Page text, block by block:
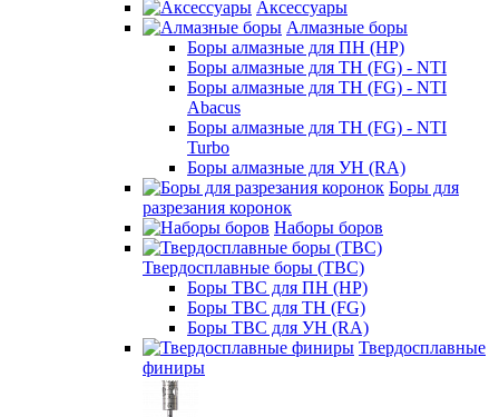
Аксессуары
Алмазные боры
Боры алмазные для ПН (HP)
Боры алмазные для ТН (FG) - NTI
Боры алмазные для ТН (FG) - NTI
Abacus
Боры алмазные для ТН (FG) - NTI
Turbo
Боры алмазные для УН (RA)
Боры для
разрезания коронок
Наборы боров
Твердосплавные боры (ТВС)
Боры ТВС для ПН (HP)
Боры ТВС для ТН (FG)
Боры ТВС для УН (RA)
Твердосплавные
финиры